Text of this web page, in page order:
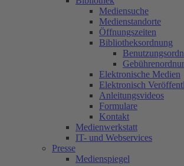
Mediensuche
Medienstandorte
Öffnungszeiten
Bibliotheksordnung
Elektronische Medien
Elektronisch
Anleitungsvideos
Formulare
Kontakt
Medienwerkstatt
IT- und Webservices
Presse
Medienspiegel